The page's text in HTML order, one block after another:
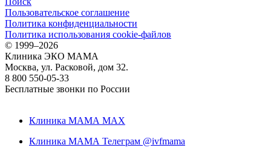
Пользовательское соглашение
Политика конфиденциальности
Политика использования cookie-файлов
© 1999–2026
Клиника ЭКО МАМА
Москва, ул. Расковой, дом 32.
8 800 550-05-33
Бесплатные звонки по России
Клиника МАМА MAX
Клиника МАМА Телеграм @ivfmama